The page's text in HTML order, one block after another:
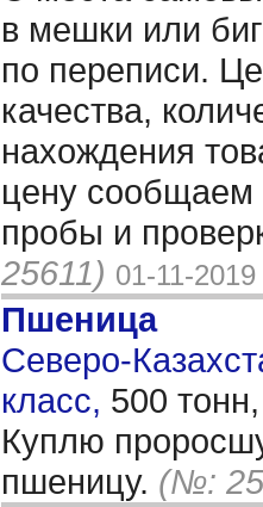
в мешки или
по переписи.
качества,
нахождения
цену сообщаем
пробы и
25611) 01-11-2019
Пшеница
Северо-
класс, 500
Куплю
пшеницу. (№: